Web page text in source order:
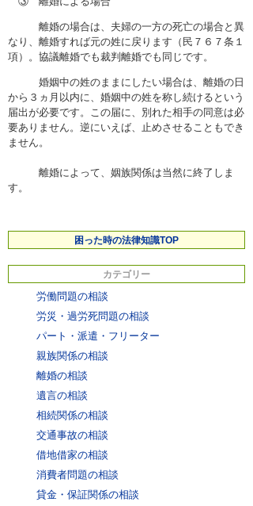
離婚の場合は、夫婦の一方の死亡の場合と異
なり、離婚すれば元の姓に戻ります（民７６７条１
項）。協議離婚でも裁判離婚でも同じです。
婚姻中の姓のままにしたい場合は、離婚の日
から３ヵ月以内に、婚姻中の姓を称し続けるという
届出が必要です。この届に、別れた相手の同意は必
要ありません。逆にいえば、止めさせることもでき
ません。
離婚によって、姻族関係は当然に終了しま
す。
困った時の法律知識TOP
カテゴリー
労働問題の相談
労災・過労死問題の相談
パート・派遣・フリーター
親族関係の相談
離婚の相談
遺言の相談
相続関係の相談
交通事故の相談
借地借家の相談
消費者問題の相談
貸金・保証関係の相談